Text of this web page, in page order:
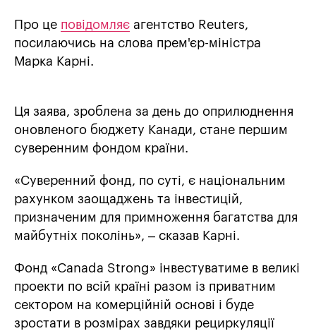
Про це повідомляє агентство Reuters,
посилаючись на слова прем'єр-міністра
Марка Карні.
Ця заява, зроблена за день до оприлюднення
оновленого бюджету Канади, стане першим
суверенним фондом країни.
«Суверенний фонд, по суті, є національним
рахунком заощаджень та інвестицій,
призначеним для примноження багатства для
майбутніх поколінь», – сказав Карні.
Фонд «Canada Strong» інвестуватиме в великі
проекти по всій країні разом із приватним
сектором на комерційній основі і буде
зростати в розмірах завдяки рециркуляції